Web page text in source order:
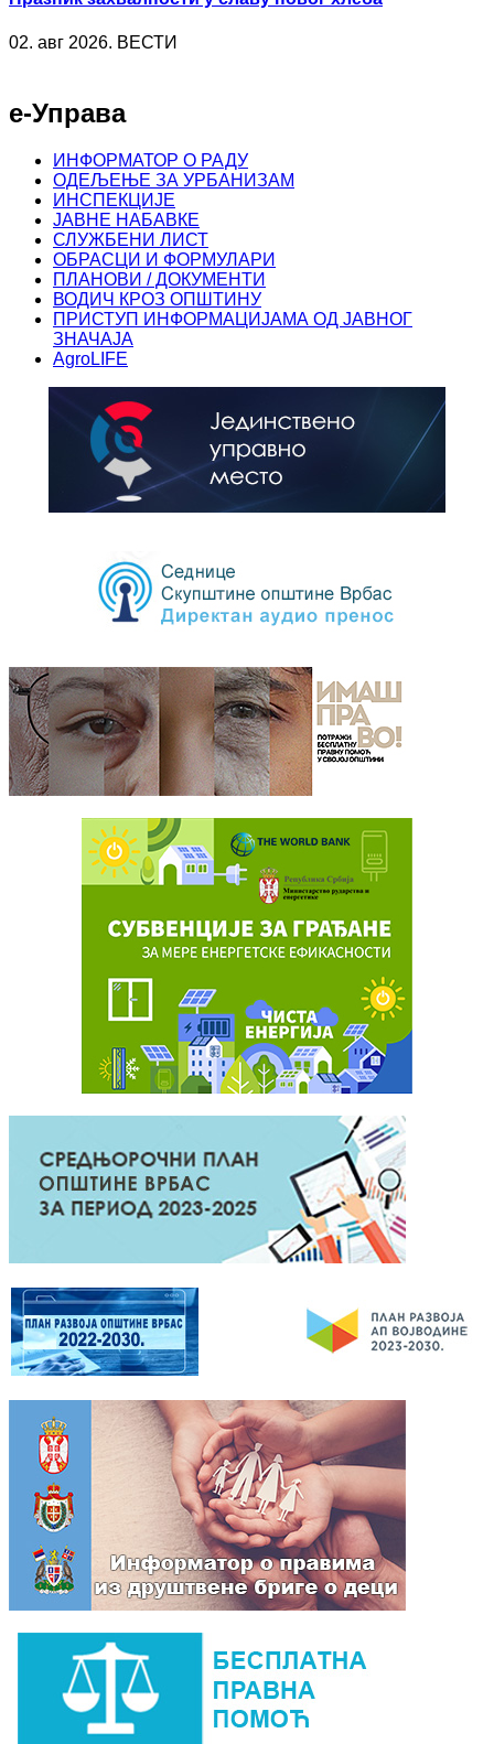
02. авг 2026. ВЕСТИ
е-Управа
ИНФОРМАТОР О РАДУ
ОДЕЉЕЊЕ ЗА УРБАНИЗАМ
ИНСПЕКЦИЈЕ
ЈАВНЕ НАБАВКЕ
СЛУЖБЕНИ ЛИСТ
ОБРАСЦИ И ФОРМУЛАРИ
ПЛАНОВИ / ДОКУМЕНТИ
ВОДИЧ КРОЗ ОПШТИНУ
ПРИСТУП ИНФОРМАЦИЈАМА ОД ЈАВНОГ
ЗНАЧАЈА
AgroLIFE